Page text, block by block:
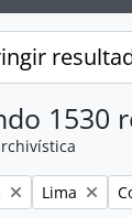
1530
Remove
Lima